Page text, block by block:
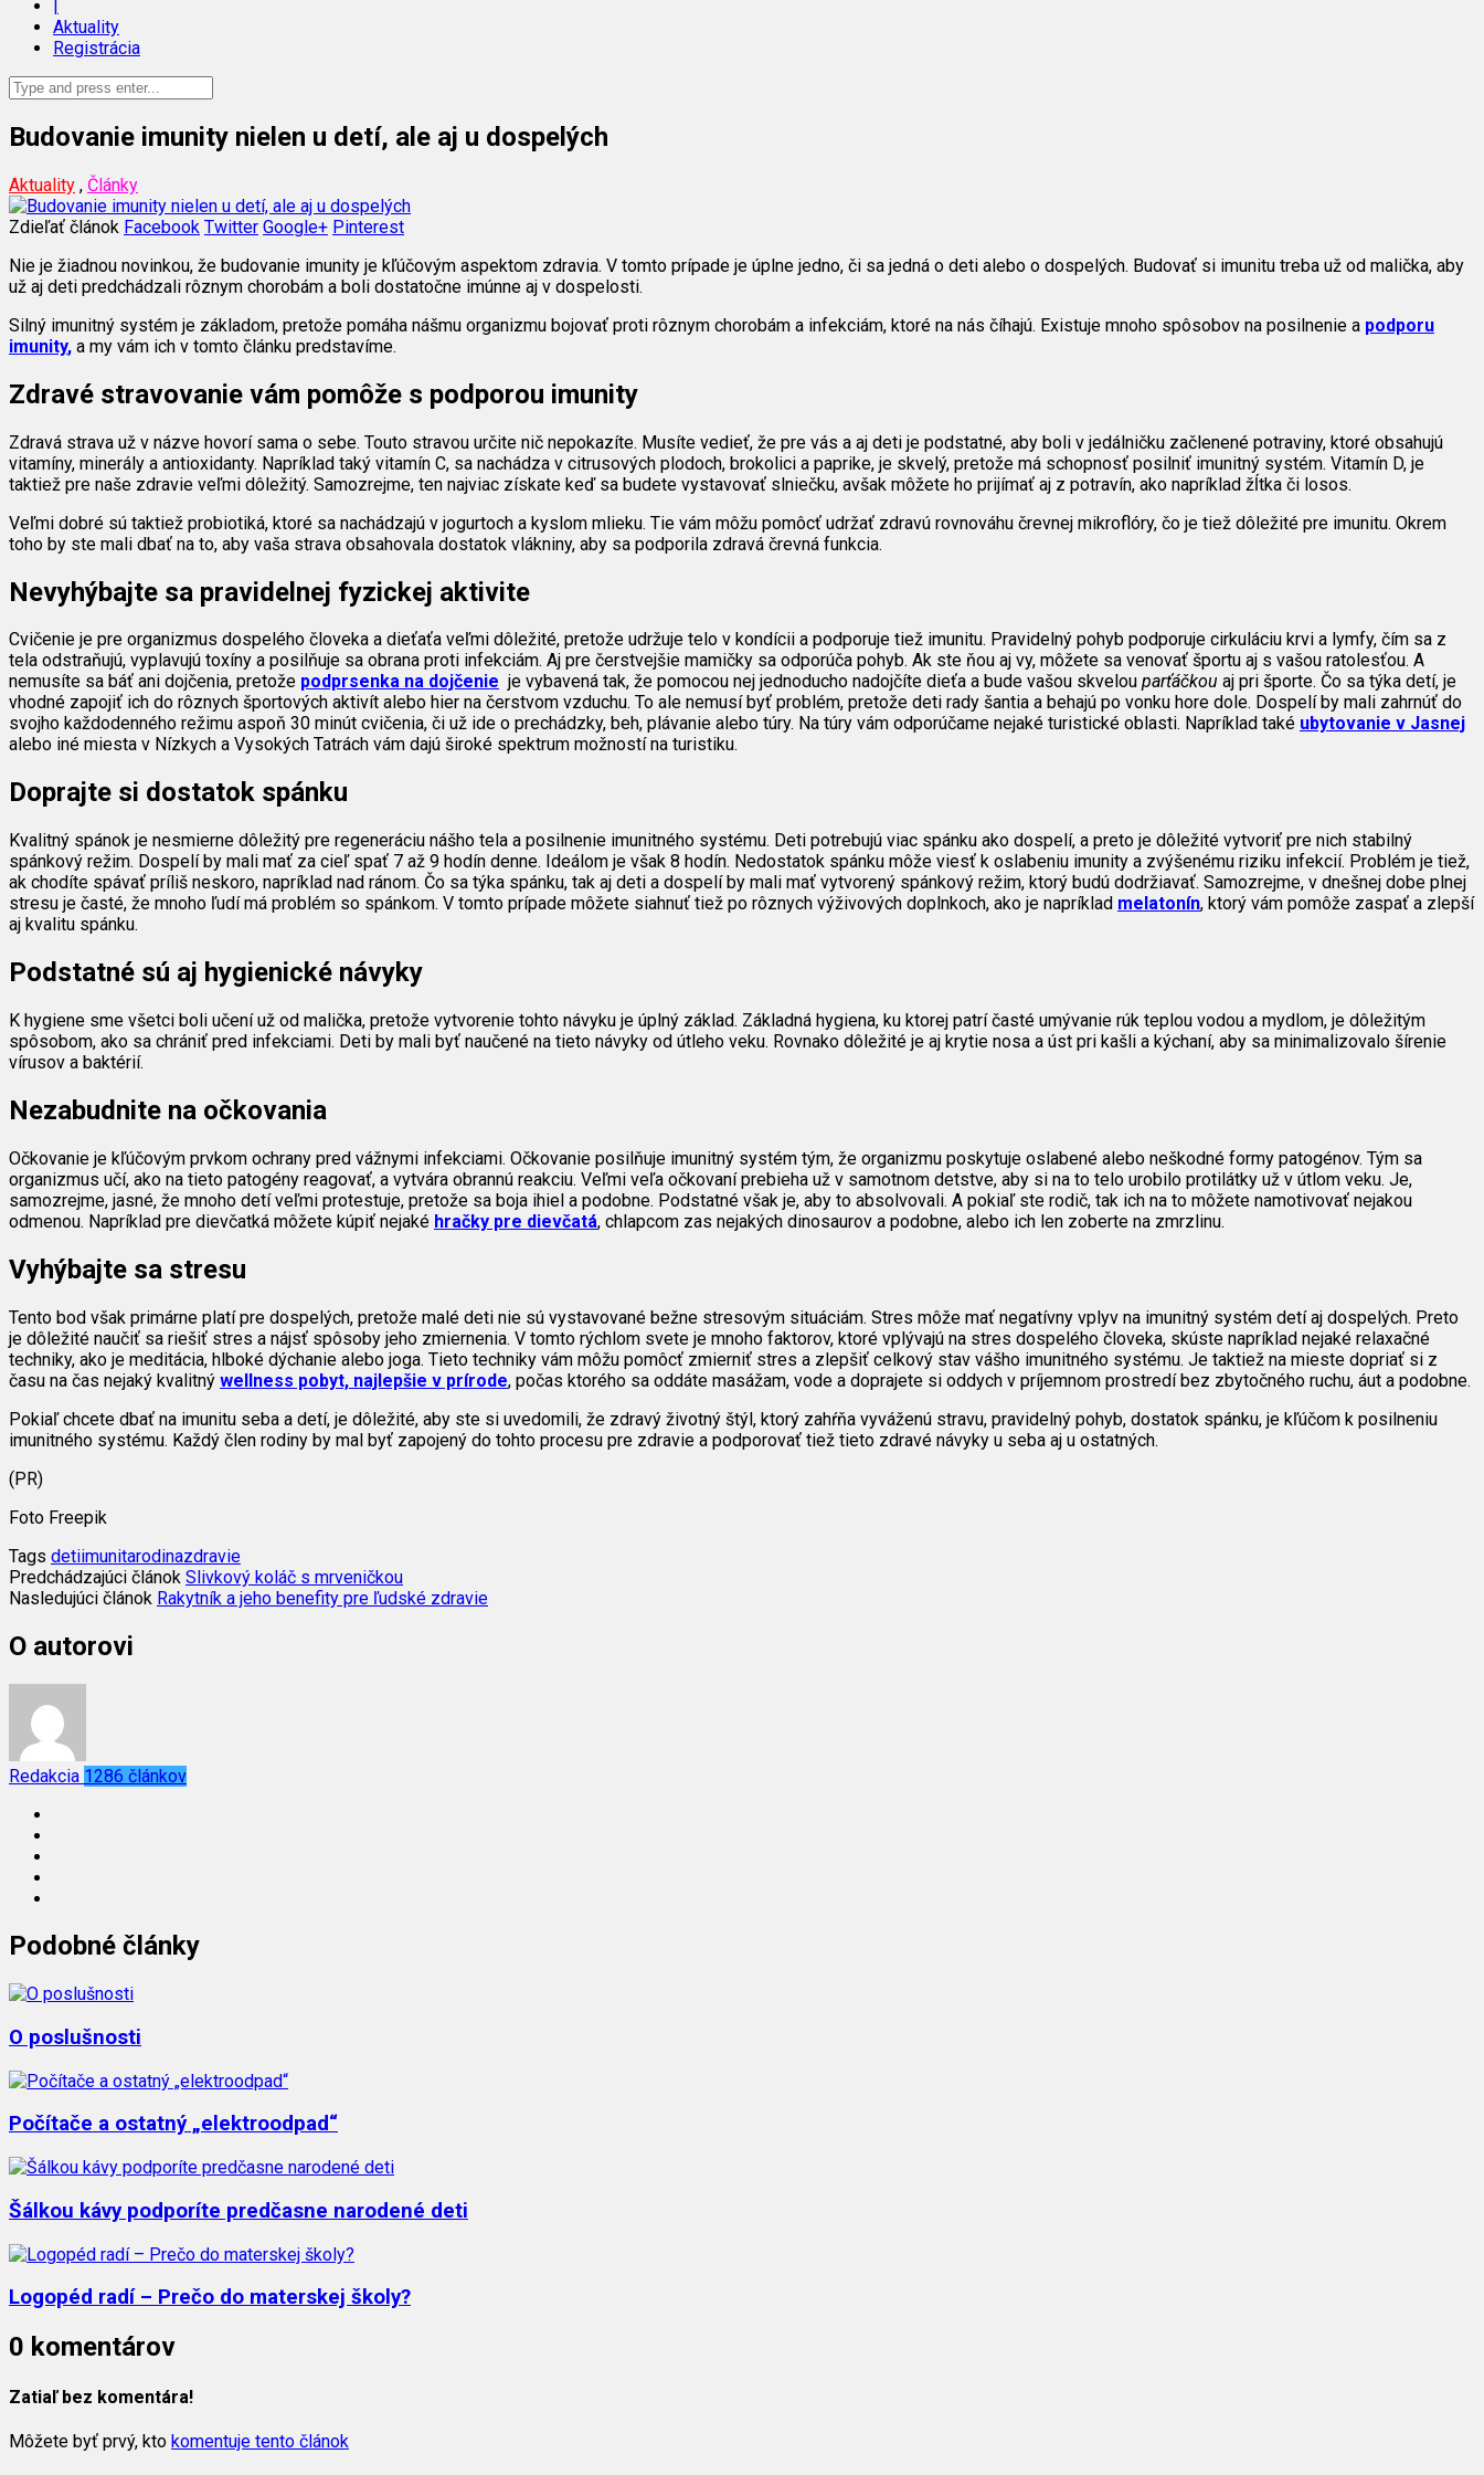
Aktuality
Registrácia
Budovanie imunity nielen u detí, ale aj u dospelých
Aktuality , Články
Zdieľať článok Facebook Twitter Google+ Pinterest
Nie je žiadnou novinkou, že budovanie imunity je kľúčovým aspektom zdravia. V tomto prípade je úplne jedno, či sa jedná o deti alebo o dospelých. Budovať si imunitu treba už od malička, aby
už aj deti predchádzali rôznym chorobám a boli dostatočne imúnne aj v dospelosti.
Silný imunitný systém je základom, pretože pomáha nášmu organizmu bojovať proti rôznym chorobám a infekciám, ktoré na nás číhajú. Existuje mnoho spôsobov na posilnenie a podporu
imunity, a my vám ich v tomto článku predstavíme.
Zdravé stravovanie vám pomôže s podporou imunity
Zdravá strava už v názve hovorí sama o sebe. Touto stravou určite nič nepokazíte. Musíte vedieť, že pre vás a aj deti je podstatné, aby boli v jedálničku začlenené potraviny, ktoré obsahujú
vitamíny, minerály a antioxidanty. Napríklad taký vitamín C, sa nachádza v citrusových plodoch, brokolici a paprike, je skvelý, pretože má schopnosť posilniť imunitný systém. Vitamín D, je
taktiež pre naše zdravie veľmi dôležitý. Samozrejme, ten najviac získate keď sa budete vystavovať slniečku, avšak môžete ho prijímať aj z potravín, ako napríklad žĺtka či losos.
Veľmi dobré sú taktiež probiotiká, ktoré sa nachádzajú v jogurtoch a kyslom mlieku. Tie vám môžu pomôcť udržať zdravú rovnováhu črevnej mikroflóry, čo je tiež dôležité pre imunitu. Okrem
toho by ste mali dbať na to, aby vaša strava obsahovala dostatok vlákniny, aby sa podporila zdravá črevná funkcia.
Nevyhýbajte sa pravidelnej fyzickej aktivite
Cvičenie je pre organizmus dospelého človeka a dieťaťa veľmi dôležité, pretože udržuje telo v kondícii a podporuje tiež imunitu. Pravidelný pohyb podporuje cirkuláciu krvi a lymfy, čím sa z
tela odstraňujú, vyplavujú toxíny a posilňuje sa obrana proti infekciám. Aj pre čerstvejšie mamičky sa odporúča pohyb. Ak ste ňou aj vy, môžete sa venovať športu aj s vašou ratolesťou. A
nemusíte sa báť ani dojčenia, pretože podprsenka na dojčenie je vybavená tak, že pomocou nej jednoducho nadojčíte dieťa a bude vašou skvelou parťáčkou aj pri športe. Čo sa týka detí, je
vhodné zapojiť ich do rôznych športových aktivít alebo hier na čerstvom vzduchu. To ale nemusí byť problém, pretože deti rady šantia a behajú po vonku hore dole. Dospelí by mali zahrnúť do
svojho každodenného režimu aspoň 30 minút cvičenia, či už ide o prechádzky, beh, plávanie alebo túry. Na túry vám odporúčame nejaké turistické oblasti. Napríklad také ubytovanie v Jasnej
alebo iné miesta v Nízkych a Vysokých Tatrách vám dajú široké spektrum možností na turistiku.
Doprajte si dostatok spánku
Kvalitný spánok je nesmierne dôležitý pre regeneráciu nášho tela a posilnenie imunitného systému. Deti potrebujú viac spánku ako dospelí, a preto je dôležité vytvoriť pre nich stabilný
spánkový režim. Dospelí by mali mať za cieľ spať 7 až 9 hodín denne. Ideálom je však 8 hodín. Nedostatok spánku môže viesť k oslabeniu imunity a zvýšenému riziku infekcií. Problém je tiež,
ak chodíte spávať príliš neskoro, napríklad nad ránom. Čo sa týka spánku, tak aj deti a dospelí by mali mať vytvorený spánkový režim, ktorý budú dodržiavať. Samozrejme, v dnešnej dobe plnej
stresu je časté, že mnoho ľudí má problém so spánkom. V tomto prípade môžete siahnuť tiež po rôznych výživových doplnkoch, ako je napríklad melatonín, ktorý vám pomôže zaspať a zlepší
aj kvalitu spánku.
Podstatné sú aj hygienické návyky
K hygiene sme všetci boli učení už od malička, pretože vytvorenie tohto návyku je úplný základ. Základná hygiena, ku ktorej patrí časté umývanie rúk teplou vodou a mydlom, je dôležitým
spôsobom, ako sa chrániť pred infekciami. Deti by mali byť naučené na tieto návyky od útleho veku. Rovnako dôležité je aj krytie nosa a úst pri kašli a kýchaní, aby sa minimalizovalo šírenie
vírusov a baktérií.
Nezabudnite na očkovania
Očkovanie je kľúčovým prvkom ochrany pred vážnymi infekciami. Očkovanie posilňuje imunitný systém tým, že organizmu poskytuje oslabené alebo neškodné formy patogénov. Tým sa
organizmus učí, ako na tieto patogény reagovať, a vytvára obrannú reakciu. Veľmi veľa očkovaní prebieha už v samotnom detstve, aby si na to telo urobilo protilátky už v útlom veku. Je,
samozrejme, jasné, že mnoho detí veľmi protestuje, pretože sa boja ihiel a podobne. Podstatné však je, aby to absolvovali. A pokiaľ ste rodič, tak ich na to môžete namotivovať nejakou
odmenou. Napríklad pre dievčatká môžete kúpiť nejaké hračky pre dievčatá, chlapcom zas nejakých dinosaurov a podobne, alebo ich len zoberte na zmrzlinu.
Vyhýbajte sa stresu
Tento bod však primárne platí pre dospelých, pretože malé deti nie sú vystavované bežne stresovým situáciám. Stres môže mať negatívny vplyv na imunitný systém detí aj dospelých. Preto
je dôležité naučiť sa riešiť stres a nájsť spôsoby jeho zmiernenia. V tomto rýchlom svete je mnoho faktorov, ktoré vplývajú na stres dospelého človeka, skúste napríklad nejaké relaxačné
techniky, ako je meditácia, hlboké dýchanie alebo joga. Tieto techniky vám môžu pomôcť zmierniť stres a zlepšiť celkový stav vášho imunitného systému. Je taktiež na mieste dopriať si z
času na čas nejaký kvalitný wellness pobyt, najlepšie v prírode, počas ktorého sa oddáte masážam, vode a doprajete si oddych v príjemnom prostredí bez zbytočného ruchu, áut a podobne.
Pokiaľ chcete dbať na imunitu seba a detí, je dôležité, aby ste si uvedomili, že zdravý životný štýl, ktorý zahŕňa vyváženú stravu, pravidelný pohyb, dostatok spánku, je kľúčom k posilneniu
imunitného systému. Každý člen rodiny by mal byť zapojený do tohto procesu pre zdravie a podporovať tiež tieto zdravé návyky u seba aj u ostatných.
(PR)
Foto Freepik
Tags detiimunitarodinazdravie
Predchádzajúci článok Slivkový koláč s mrveničkou
Nasledujúci článok Rakytník a jeho benefity pre ľudské zdravie
O autorovi
Redakcia 1286 článkov
Podobné články
O poslušnosti
Počítače a ostatný „elektroodpad“
Šálkou kávy podporíte predčasne narodené deti
Logopéd radí – Prečo do materskej školy?
0 komentárov
Zatiaľ bez komentára!
Môžete byť prvý, kto komentuje tento článok